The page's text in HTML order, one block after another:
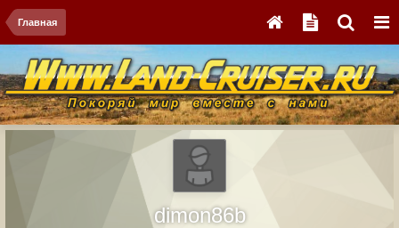
Главная
dimon86b